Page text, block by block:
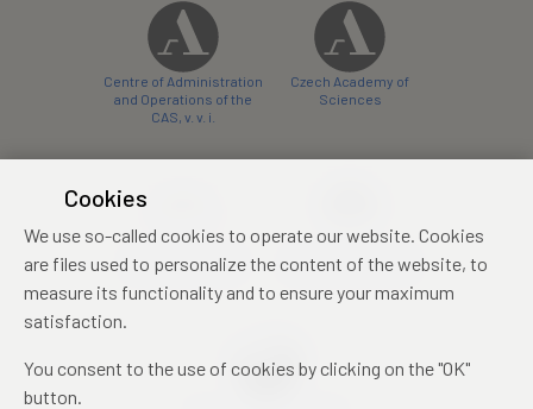
Centre of Administration
and Operations of the
CAS, v. v. i.
Czech Academy of
Sciences
conference centre
konferenční centrum
Cookies
We use so-called cookies to operate our website. Cookies
are files used to personalize the content of the website, to
measure its functionality and to ensure your maximum
satisfaction.
You consent to the use of cookies by clicking on the "OK"
button.